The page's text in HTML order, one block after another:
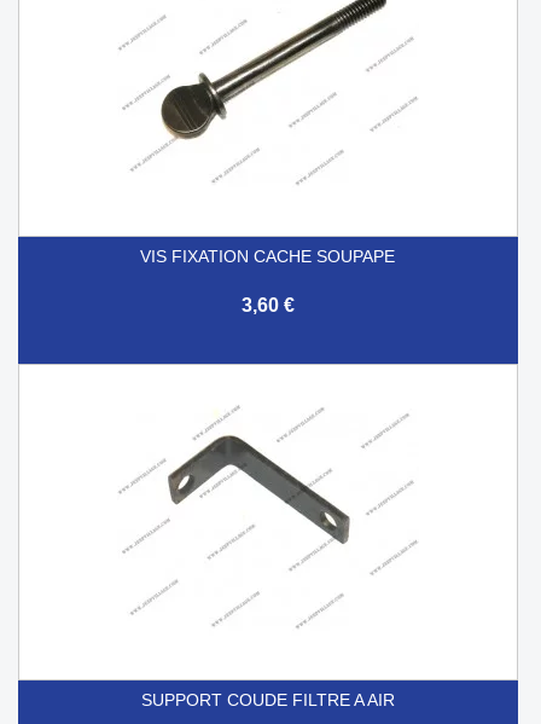
VIS FIXATION CACHE SOUPAPE
3,60 €
SUPPORT COUDE FILTRE A AIR